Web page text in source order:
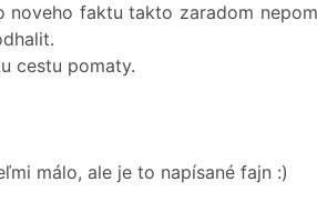
noveho faktu takto zaradom
cestu pomaty.
málo, ale je to napísané fajn :)